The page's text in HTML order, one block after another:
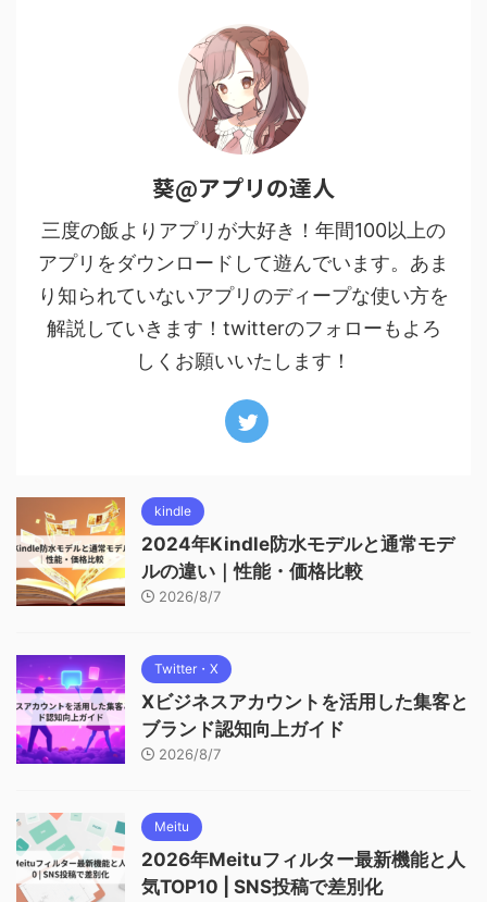
葵@アプリの達人
三度の飯よりアプリが大好き！年間100以上の
アプリをダウンロードして遊んでいます。あま
り知られていないアプリのディープな使い方を
解説していきます！twitterのフォローもよろ
しくお願いいたします！
kindle
2024年Kindle防水モデルと通常モデ
ルの違い｜性能・価格比較
2026/8/7
Twitter・X
Xビジネスアカウントを活用した集客と
ブランド認知向上ガイド
2026/8/7
Meitu
2026年Meituフィルター最新機能と人
気TOP10 | SNS投稿で差別化